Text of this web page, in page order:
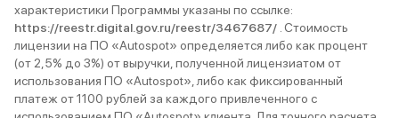
характеристики Программы указаны по ссылке:
https://reestr.digital.gov.ru/reestr/3467687/ . Стоимость
лицензии на ПО «Autospot» определяется либо как процент
(от 2,5% до 3%) от выручки, полученной лицензиатом от
использования ПО «Autospot», либо как фиксированный
платеж от 1100 рублей за каждого привлеченного с